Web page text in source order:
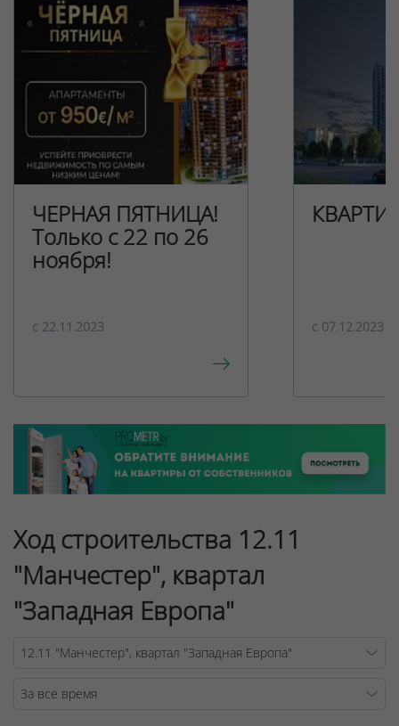
ЧЕРНАЯ ПЯТНИЦА!
Только с 22 по 26
ноября!
c 22.11.2023 c 07.12.2023
Ход строительства 12.11
"Манчестер", квартал
"Западная Европа"